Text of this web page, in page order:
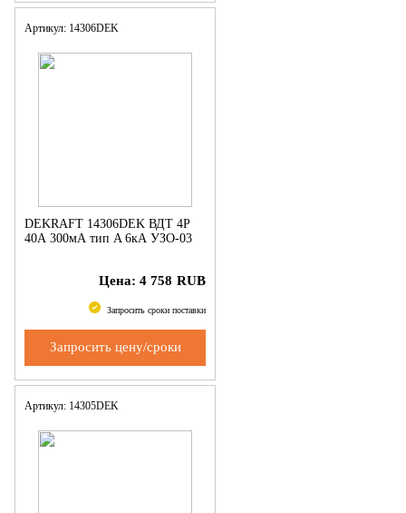
Артикул: 14306DEK
DEKRAFT 14306DEK ВДТ 4P
40А 300мА тип A 6кА УЗО-03
Цена: 4 758 RUB
Запросить сроки поставки
Запросить цену/сроки
Артикул: 14305DEK